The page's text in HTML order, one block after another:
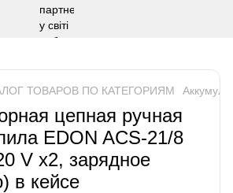
ТОВАРОВ ПО КАТЕГОРИЯМ
цепная ручная
EDON ACS-21/8
V х2, зарядное
в кейсе